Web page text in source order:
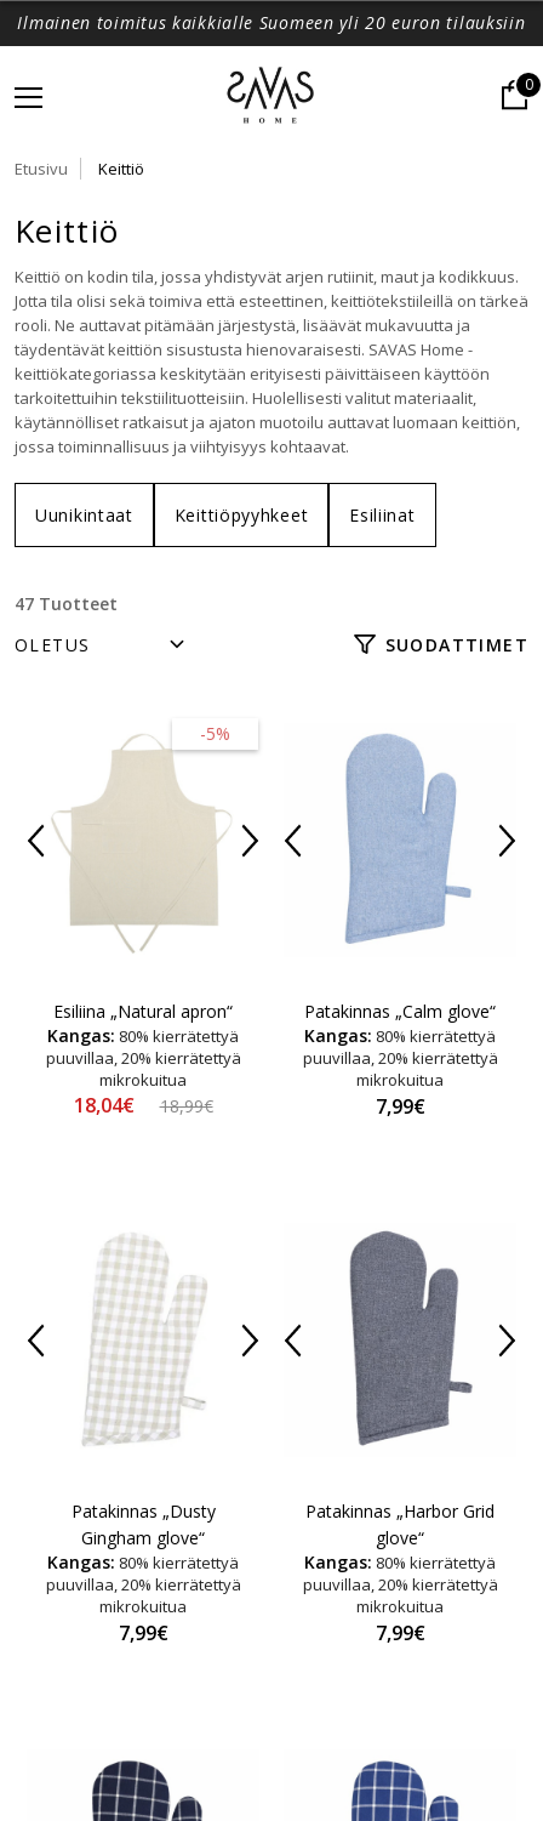
Ilmainen toimitus kaikkialle Suomeen yli 20 euron tilauksiin
0
Etusivu Keittiö
Keittiö
Keittiö on kodin tila, jossa yhdistyvät arjen rutiinit, maut ja kodikkuus.
Jotta tila olisi sekä toimiva että esteettinen, keittiötekstiileillä on tärkeä
rooli. Ne auttavat pitämään järjestystä, lisäävät mukavuutta ja
täydentävät keittiön sisustusta hienovaraisesti. SAVAS Home -
keittiökategoriassa keskitytään erityisesti päivittäiseen käyttöön
tarkoitettuihin tekstiilituotteisiin. Huolellisesti valitut materiaalit,
käytännölliset ratkaisut ja ajaton muotoilu auttavat luomaan keittiön,
jossa toiminnallisuus ja viihtyisyys kohtaavat.
Uunikintaat Keittiöpyyhkeet Esiliinat
47 Tuotteet
SUODATTIMET
-5%
Esiliina „Natural apron“
Kangas: 80% kierrätettyä
puuvillaa, 20% kierrätettyä
mikrokuitua
18,04€ 18,99€
Patakinnas „Calm glove“
Kangas: 80% kierrätettyä
puuvillaa, 20% kierrätettyä
mikrokuitua
7,99€
Patakinnas „Dusty
Gingham glove“
Kangas: 80% kierrätettyä
puuvillaa, 20% kierrätettyä
mikrokuitua
7,99€
Patakinnas „Harbor Grid
glove“
Kangas: 80% kierrätettyä
puuvillaa, 20% kierrätettyä
mikrokuitua
7,99€